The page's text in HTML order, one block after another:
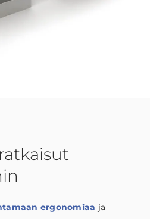
ergonomiaa ja